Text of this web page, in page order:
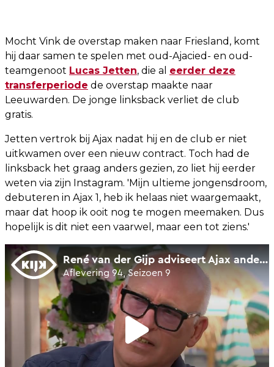
Mocht Vink de overstap maken naar Friesland, komt
hij daar samen te spelen met oud-Ajacied- en oud-
teamgenoot Lucas Jetten, die al eerder deze
transferperiode de overstap maakte naar
Leeuwarden. De jonge linksback verliet de club
gratis.
Jetten vertrok bij Ajax nadat hij en de club er niet
uitkwamen over een nieuw contract. Toch had de
linksback het graag anders gezien, zo liet hij eerder
weten via zijn Instagram. 'Mijn ultieme jongensdroom,
debuteren in Ajax 1, heb ik helaas niet waargemaakt,
maar dat hoop ik ooit nog te mogen meemaken. Dus
hopelijk is dit niet een vaarwel, maar een tot ziens.'